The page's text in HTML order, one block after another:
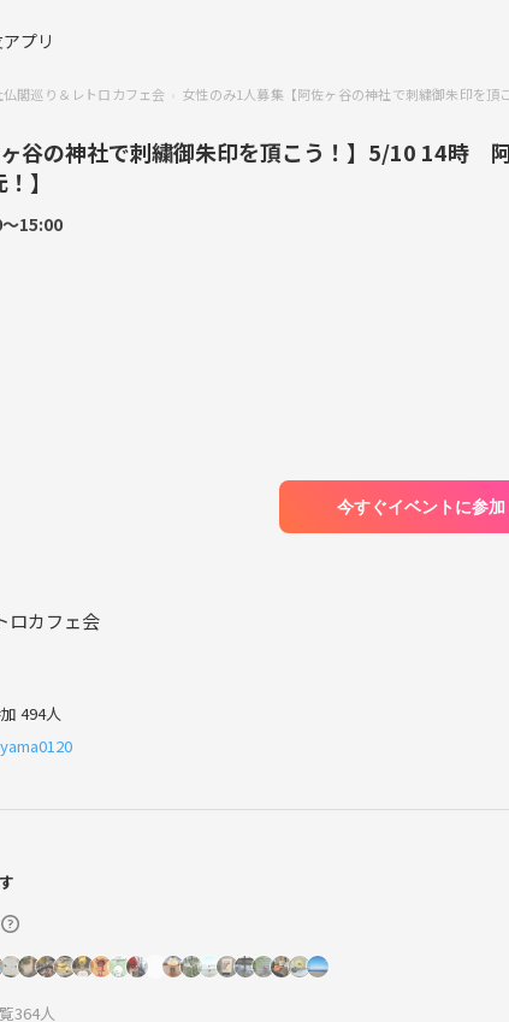
プリ
仏閣巡り＆レトロカフェ会 女性のみ1人募集【阿佐ヶ谷の神社で刺繍御朱印を
谷の神社で刺繍御朱印を頂こう！】5/10 14時
】
15:00
今すぐイベントに参加
ロカフェ会
494人
364人